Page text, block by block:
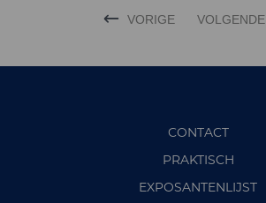
VORIGE VOLGENDE
CONTACT
PRAKTISCH
EXPOSANTENLIJST